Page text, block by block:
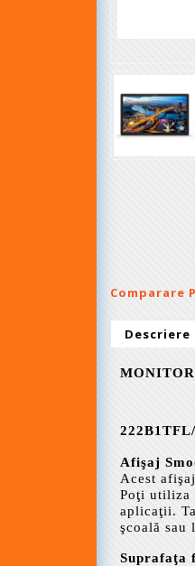
Comparare
Descriere
Afişaj
Acest
Poţi utiliza
aplicaţii.
şcoală
Suprafaţa